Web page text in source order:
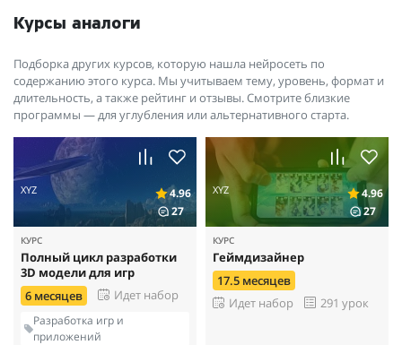
Курсы аналоги
Подборка других курсов, которую нашла нейросеть по
содержанию этого курса. Мы учитываем тему, уровень, формат и
длительность, а также рейтинг и отзывы. Смотрите близкие
программы — для углубления или альтернативного старта.
XYZ
4.96
27
КУРС
Полный цикл разработки
3D модели для игр
6 месяцев
Идет набор
Разработка игр и
приложений
XYZ
4.96
27
КУРС
Геймдизайнер
17.5 месяцев
Идет набор
291 урок